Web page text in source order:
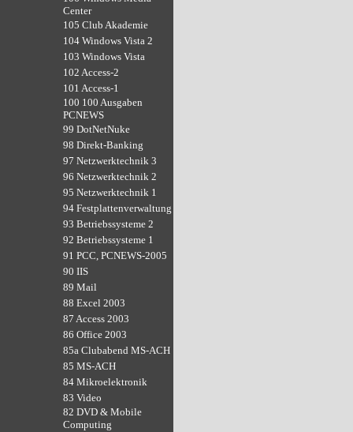
Center
105 Club Akademie
104 Windows Vista 2
103 Windows Vista
102 Access-2
101 Access-1
100 100 Ausgaben
PCNEWS
99 DotNetNuke
98 Direkt-Banking
97 Netzwerktechnik 3
96 Netzwerktechnik 2
95 Netzwerktechnik 1
94 Festplattenverwaltung
93 Betriebssysteme 2
92 Betriebssysteme 1
91 PCC, PCNEWS-2005
90 IIS
89 Mail
88 Excel 2003
87 Access 2003
86 Office 2003
85a Clubabend MS-ACH
85 MS-ACH
84 Mikroelektronik
83 Video
82 DVD & Mobile
Computing